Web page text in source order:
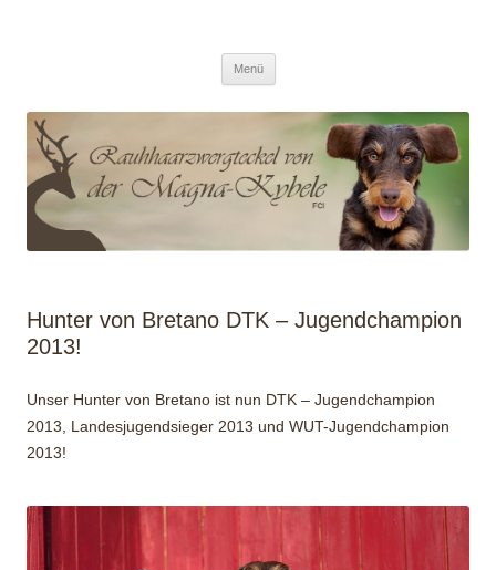
Menü
Hunter von Bretano DTK – Jugendchampion
2013!
Unser Hunter von Bretano ist nun DTK – Jugendchampion
2013, Landesjugendsieger 2013 und WUT-Jugendchampion
2013!